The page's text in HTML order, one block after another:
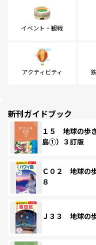
イベント・観戦
アクティビティ
新刊ガイドブック
１５ 地球の歩
島①）３訂版
Ｃ０２ 地球の
８
Ｊ３３ 地球の